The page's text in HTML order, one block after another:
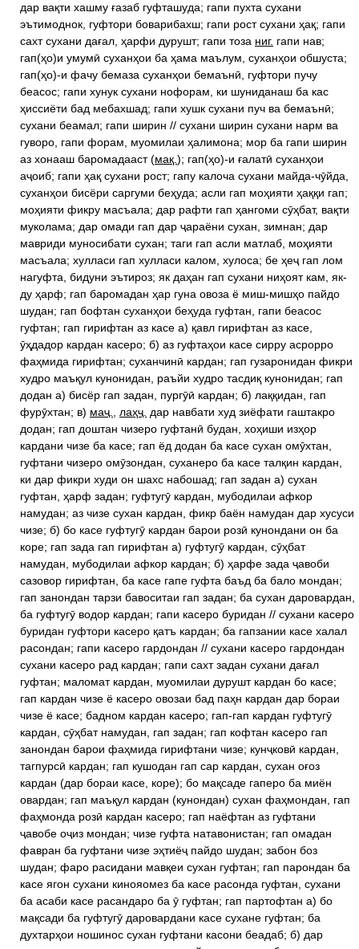
дар вақти хашму ғазаб гуфташуда; гапи пухта сухани
эътимоднок, гуфтори боварибахш; гапи рост сухани ҳақ; гапи
сахт сухани дағал, ҳарфи дурушт; гапи тоза ниг. гапи нав;
гап(ҳо)и умумӣ суханҳои ба ҳама маълум, суханҳои обшуста;
гап(ҳо)-и фачу бемаза суханҳои бемаънӣ, гуфтори пучу
беасос; гапи хунук сухани нофорам, ки шуниданаш ба кас
ҳиссиёти бад мебахшад; гапи хушк сухани пуч ва бемаънӣ;
сухани беамал; гапи ширин // сухани ширин сухани нарм ва
гуворо, гапи форам, муомилаи ҳалимона; мор ба гапи ширин
аз хонааш баромадааст (мақ. ); гап(ҳо)-и ғалатӣ суханҳои
аҷоиб; гапи ҳақ сухани рост; гапу калоча сухани майда-чӯйда,
суханҳои бисёри саргуми беҳуда; асли гап моҳияти ҳаққи гап;
моҳияти фикру масъала; дар рафти гап ҳангоми сӯҳбат, вақти
муколама; дар омади гап дар ҷараёни сухан, зимнан; дар
мавриди муносибати сухан; таги гап асли матлаб, моҳияти
масъала; хулласи гап хулласи калом, хулоса; бе ҳеҷ гап лом
нагуфта, бидуни эътироз; як даҳан гап сухани ниҳоят кам, як-
ду ҳарф; гап баромадан ҳар гуна овоза ё миш-мишҳо пайдо
шудан; гап бофтан суханҳои беҳуда гуфтан, гапи беасос
гуфтан; гап гирифтан аз касе а) қавл гирифтан аз касе,
ӯҳдадор кардан касеро; б) аз гуфтаҳои касе сирру асрорро
фаҳмида гирифтан; суханчинӣ кардан; гап гузаронидан фикри
худро маъқул кунонидан, раъйи худро тасдиқ кунонидан; гап
додан а) бисёр гап задан, пургӯӣ кардан; б) лаққидан, гап
фурӯхтан; в) маҷ. лаҳҷ. дар навбати худ зиёфати гаштакро
додан; гап доштан чизеро гуфтанӣ будан, хоҳиши изҳор
кардани чизе ба касе; гап ёд додан ба касе сухан омӯхтан,
гуфтани чизеро омӯзондан, суханеро ба касе талқин кардан,
ки дар фикри худи он шахс набошад; гап задан а) сухан
гуфтан, ҳарф задан; гуфтугӯ кардан, мубодилаи афкор
намудан; аз чизе сухан кардан, фикр баён намудан дар хусуси
чизе; б) бо касе гуфтугӯ кардан барои розӣ кунондани он ба
коре; гап зада гап гирифтан а) гуфтугӯ кардан, сӯҳбат
намудан, мубодилаи афкор кардан; б) ҳарфе зада ҷавоби
сазовор гирифтан, ба касе гапе гуфта баъд ба бало мондан;
гап занондан тарзи бавоситаи гап задан; ба сухан даровардан,
ба гуфтугӯ водор кардан; гапи касеро буридан // сухани касеро
буридан гуфтори касеро қатъ кардан; ба гапзании касе халал
расондан; гапи касеро гардондан // сухани касеро гардондан
сухани касеро рад кардан; гапи сахт задан сухани дағал
гуфтан; маломат кардан, муомилаи дурушт кардан бо касе;
гап кардан чизе ё касеро овозаи бад паҳн кардан дар бораи
чизе ё касе; бадном кардан касеро; гап-гап кардан гуфтугӯ
кардан, сӯҳбат намудан, гап задан; гап кофтан касеро гап
занондан барои фаҳмида гирифтани чизе; кунҷковӣ кардан,
тагпурсӣ кардан; гап кушодан гап сар кардан, сухан оғоз
кардан (дар бораи касе, коре); бо мақсаде гаперо ба миён
овардан; гап маъқул кардан (кунондан) сухан фаҳмондан, гап
фаҳмонда розӣ кардан касеро; гап наёфтан аз гуфтани
ҷавобе оҷиз мондан; чизе гуфта натавонистан; гап омадан
фавран ба гуфтани чизе эҳтиёҷ пайдо шудан; забон боз
шудан; фаро расидани мавқеи сухан гуфтан; гап парондан ба
касе ягон сухани кинояомез ба касе расонда гуфтан, сухани
ба асаби касе расандаро ба ӯ гуфтан; гап партофтан а) бо
мақсади ба гуфтугӯ даровардани касе сухане гуфтан; ба
духтарҳои ношинос сухан гуфтани касони беадаб; б) дар